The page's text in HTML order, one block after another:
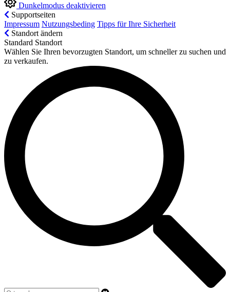
Dunkelmodus deaktivieren
Supportseiten
Impressum Nutzungsbeding Tipps für Ihre Sicherheit
Standort ändern
Standard Standort
Wählen Sie Ihren bevorzugten Standort, um schneller zu suchen und
zu verkaufen.